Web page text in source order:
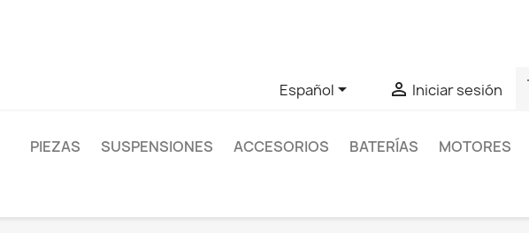
Español  Iniciar sesión
PIEZAS SUSPENSIONES ACCESORIOS BATERÍAS MOTORES